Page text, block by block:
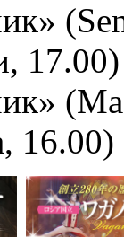
17.00)
16.00)